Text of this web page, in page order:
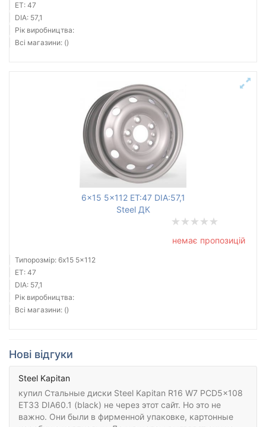
ET: 47
DIA: 57,1
Рік виробництва:
Всі магазини: ()
6x15 5x112 ET:47 DIA:57,1
Steel ДК
немає пропозицій
Типорозмір: 6x15 5x112
ET: 47
DIA: 57,1
Рік виробництва:
Всі магазини: ()
Нові відгуки
Steel Kapitan
купил Стальные диски Steel Kapitan R16 W7 PCD5x108
ET33 DIA60.1 (black) не через этот сайт. Но это не
важно. Они были в фирменной упаковке, картонные